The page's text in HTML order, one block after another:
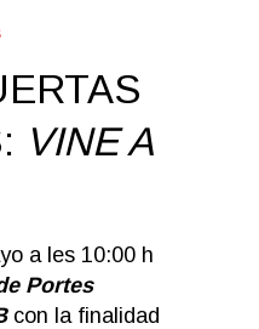
VINE A
a les 10:00 h
Portes
con la finalidad